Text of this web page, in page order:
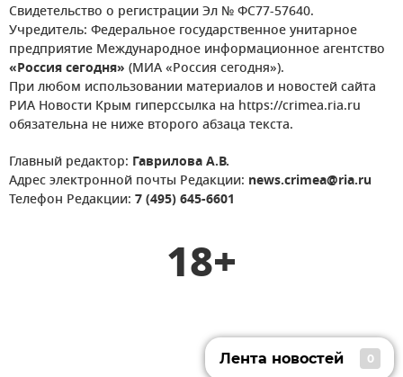
Свидетельство о регистрации Эл № ФС77-57640.
Учредитель: Федеральное государственное унитарное
предприятие Международное информационное агентство
«Россия сегодня» (МИА «Россия сегодня»).
При любом использовании материалов и новостей сайта
РИА Новости Крым гиперссылка на https://crimea.ria.ru
обязательна не ниже второго абзаца текста.
Главный редактор: Гаврилова А.В.
Адрес электронной почты Редакции: news.crimea@ria.ru
Телефон Редакции: 7 (495) 645-6601
18+
Лента новостей 0